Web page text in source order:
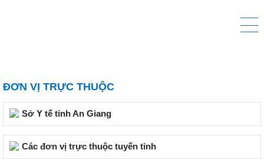
ĐƠN VỊ TRỰC THUỘC
Sở Y tế tỉnh An Giang
Các đơn vị trực thuộc tuyến tỉnh